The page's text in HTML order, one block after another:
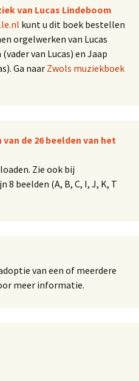
van Lucas Lindeboom
kunt u dit boek bestellen
orgelwerken van Lucas
van Lucas) en Jaap
Ga naar Zwols muziekboek
de 26 beelden van het
Zie ook bij
8 beelden (A, B, C, I, J, K, T
van een of meerdere
meer informatie.